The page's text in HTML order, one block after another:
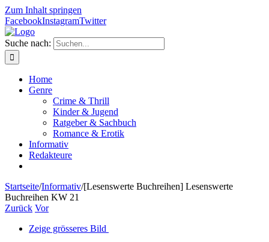
Zum Inhalt springen
FacebookInstagramTwitter
Suche nach:
Home
Genre
Crime & Thrill
Kinder & Jugend
Ratgeber & Sachbuch
Romance & Erotik
Informativ
Redakteure
Startseite/Informativ/[Lesenswerte Buchreihen] Lesenswerte
Buchreihen KW 21
Zurück Vor
Zeige grösseres Bild